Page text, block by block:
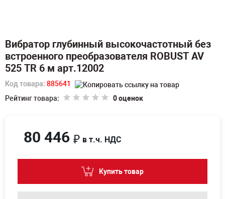
Вибратор глубинный высокочастотный без
встроенного преобразователя ROBUST AV
525 TR 6 м арт.12002
Код товара: 885641
Рейтинг товара:
0 оценок
80 446 ₽ в т.ч. НДС
Купить товар